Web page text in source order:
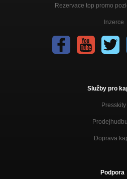
Rezervace top promo
Inzerce
Služby pro
Presskity
Doprava
Podpora